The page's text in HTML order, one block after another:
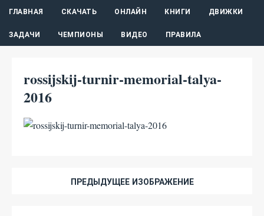
ГЛАВНАЯ СКАЧАТЬ ОНЛАЙН КНИГИ ДВИЖКИ
ЗАДАЧИ ЧЕМПИОНЫ ВИДЕО ПРАВИЛА
rossijskij-turnir-memorial-talya-
2016
ПРЕДЫДУЩЕЕ ИЗОБРАЖЕНИЕ